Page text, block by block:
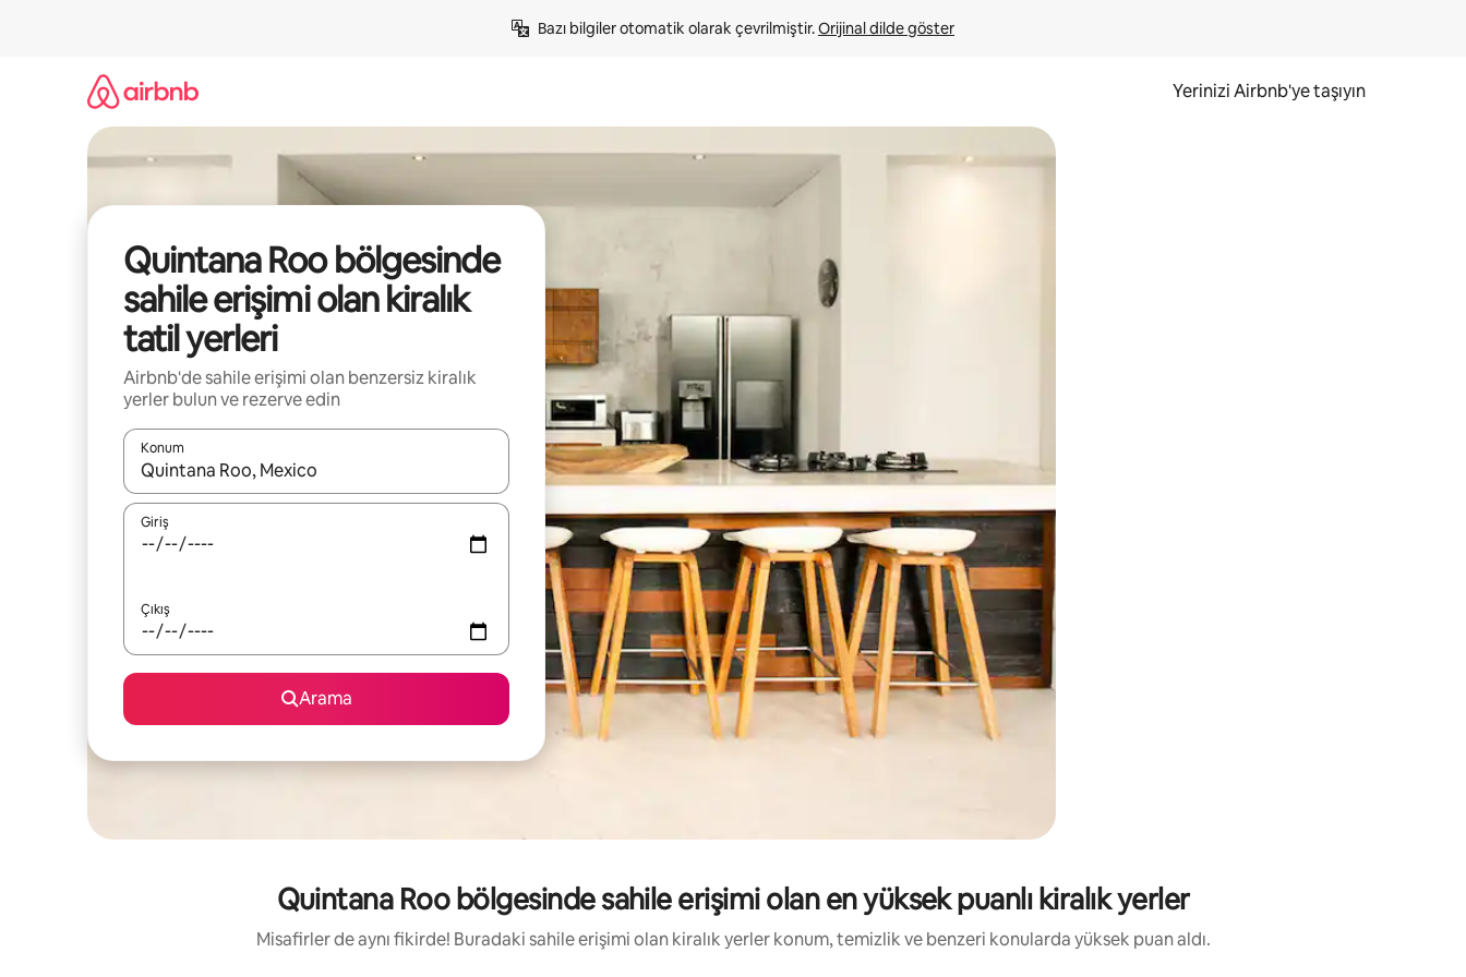
Bazı bilgiler otomatik olarak çevrilmiştir. Orijinal dilde göster
Yerinizi Airbnb'ye taşıyın
Quintana Roo bölgesinde
sahile erişimi olan kiralık
tatil yerleri
Airbnb'de sahile erişimi olan benzersiz kiralık
yerler bulun ve rezerve edin
Konum
Sonuçlar kullanılabilir olduğunda yukarı ve aşağı oklarıyla gezinin veya dokunarak ya da kaydırma hareketleriyle keşfedin.
Giriş
Çıkış
Arama
Quintana Roo bölgesinde sahile erişimi olan en yüksek puanlı kiralık yerler
Misafirler de aynı fikirde! Buradaki sahile erişimi olan kiralık yerler konum, temizlik ve benzeri konularda yüksek puan aldı.